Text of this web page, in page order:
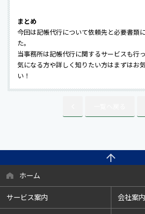
まとめ
今回は記帳代行について依頼先と必要書類
た。
当事務所は記帳代行に関するサービスも行っ
気になる方や詳しく知りたい方はまずはお
い！
ホーム
サービス案内 会社案内